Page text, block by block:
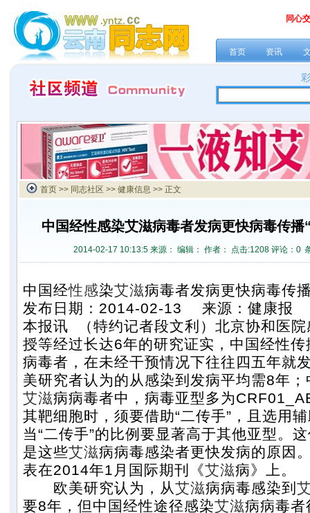
同心
首页 资讯
首页 >> 同志社区 >> 健康信息 >> 正文
中国经性感染艾滋病毒者发病更快病毒传播
2014-02-17 10:13:5 来源： 编辑： 作者： 点击:1208 评论：0
中国经性感染艾滋病毒者发病更快病毒传
发布日期：2014-02-13 来源：健康报
本报讯 （特约记者段文利）北京协和医
授等经过长达6年的研究证实，中国经性
病毒者，在未经干预情况下往往四五年就
美研究者认为的从感染到发病平均需8年
艾滋病病毒者中，病毒亚型多为
其靶细胞时，须要借助“二传手”，且选用
当“二传手”的比例要显著高于其他亚型。
是这些艾滋病病毒感染者更快发病的原因
表在2014年1月国际期刊《艾滋病》上。
欧美研究认为，从艾滋病病毒感染到
要8年，但中国经性途径感染艾滋病病毒者